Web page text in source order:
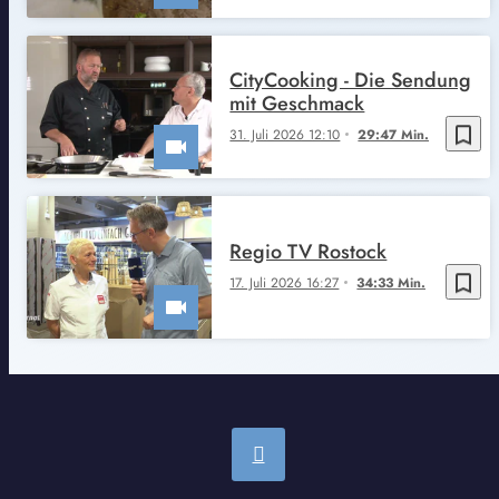
bookmark_border
31. Juli 2026 12:10 29:47 Min.
CityCooking - Die Sendung
mit Geschmack
bookmark_border
17. Juli 2026 16:27 34:33 Min.
Regio TV Rostock